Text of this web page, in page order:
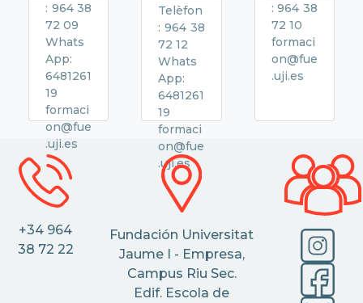
: 964 38
72 09
Whats
App:
6481261
19
formaci
on@fue
.uji.es
Telèfon
: 964 38
72 12
Whats
App:
6481261
19
formaci
on@fue
.uji.es
: 964 38
72 10
formaci
on@fue
.uji.es
+34 964
38 72 22
Fundación Universitat
Jaume I - Empresa,
Campus Riu Sec.
Edif. Escola de